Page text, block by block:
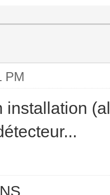
PM
installation